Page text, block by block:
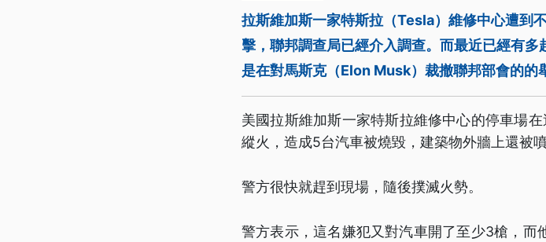
拉斯維加斯一家特斯拉（Tesla）維修中心遭到
擊，聯邦調查局已經介入調查。而最近已經有
是在對馬斯克（Elon Musk）裁撤聯邦部會的的
美國拉斯維加斯一家特斯拉維修中心的停車場
縱火，造成5台汽車被燒毀，建築物外牆上還被
警方很快就趕到現場，隨後撲滅火勢。
警方表示，這名嫌犯又對汽車開了至少3槍，而